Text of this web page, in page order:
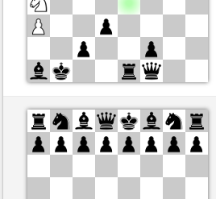
Wit
regedeur (1336) (-16)
Zwart
JeLopes (1351) (+16)